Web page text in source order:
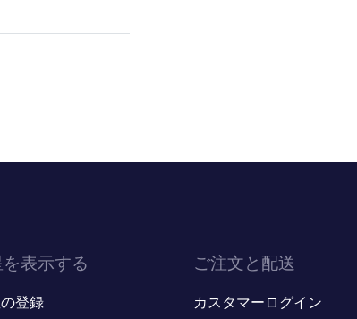
を表示する
登録
ご注文と配送
カスタマーログイン